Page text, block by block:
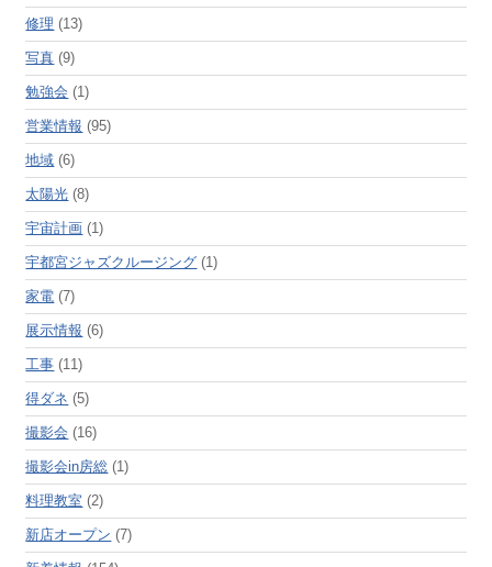
修理 (13)
写真 (9)
勉強会 (1)
営業情報 (95)
地域 (6)
太陽光 (8)
宇宙計画 (1)
宇都宮ジャズクルージング (1)
家電 (7)
展示情報 (6)
工事 (11)
得ダネ (5)
撮影会 (16)
撮影会in房総 (1)
料理教室 (2)
新店オープン (7)